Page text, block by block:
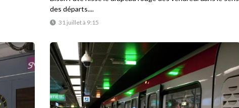
31 juillet à 9:15
des départs....